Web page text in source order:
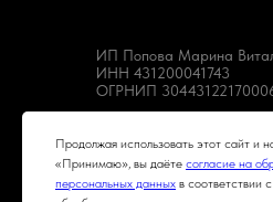
Продолжая использовать этот сайт и
«Принимаю», вы даёте согласие на
персональных данных в соответствии с
ИП Попова Марина
ИНН 431200041743
ОГРНИП